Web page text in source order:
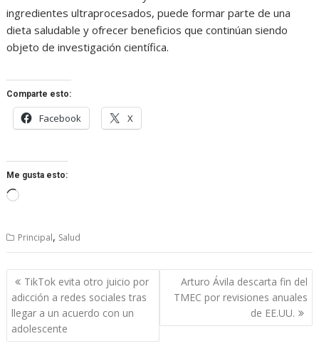
ingredientes ultraprocesados, puede formar parte de una
dieta saludable y ofrecer beneficios que continúan siendo
objeto de investigación científica.
Comparte esto:
Facebook X
Me gusta esto:
Cargando...
Principal, Salud
Navegación
de
entradas
TikTok evita otro juicio por
adicción a redes sociales tras
llegar a un acuerdo con un
adolescente
Arturo Ávila descarta fin del
TMEC por revisiones anuales
de EE.UU.